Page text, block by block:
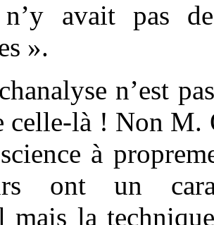
avait pas
».
n’est
celle-là ! Non M.
à
ont un
mais la